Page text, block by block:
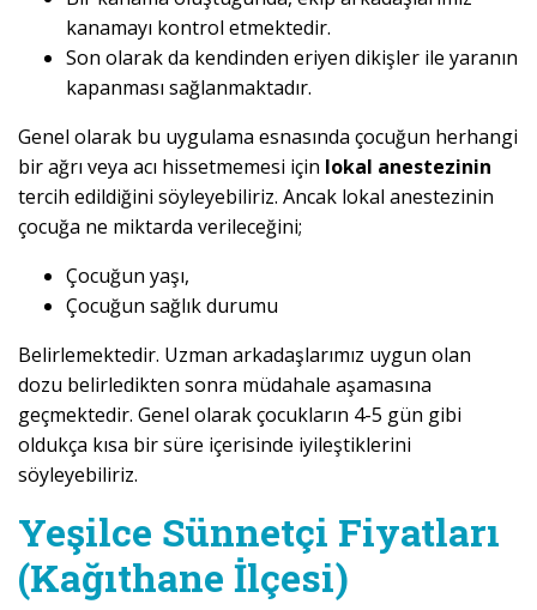
kanamayı kontrol etmektedir.
Son olarak da kendinden eriyen dikişler ile yaranın
kapanması sağlanmaktadır.
Genel olarak bu uygulama esnasında çocuğun herhangi
bir ağrı veya acı hissetmemesi için lokal anestezinin
tercih edildiğini söyleyebiliriz. Ancak lokal anestezinin
çocuğa ne miktarda verileceğini;
Çocuğun yaşı,
Çocuğun sağlık durumu
Belirlemektedir. Uzman arkadaşlarımız uygun olan
dozu belirledikten sonra müdahale aşamasına
geçmektedir. Genel olarak çocukların 4-5 gün gibi
oldukça kısa bir süre içerisinde iyileştiklerini
söyleyebiliriz.
Yeşilce Sünnetçi Fiyatları
(Kağıthane İlçesi)